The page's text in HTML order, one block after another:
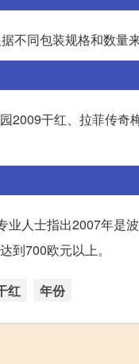
不同包装规格和数量来
2009干红、拉菲传奇
人士指出2007年是
到700欧元以上。
红 年份